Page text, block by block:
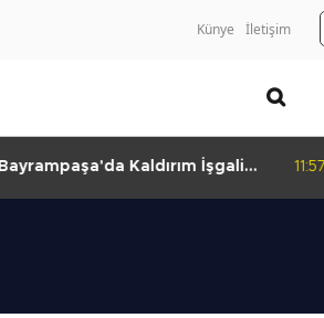
Künye İletişim
Bayrampaşa'da Kaldırım İşgali
11:57